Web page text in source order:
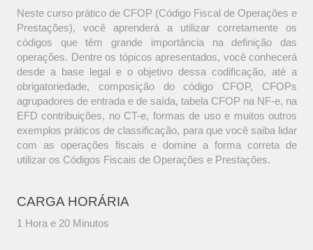
Neste curso prático de CFOP (Código Fiscal de Operações e
Prestações), você aprenderá a utilizar corretamente os
códigos que têm grande importância na definição das
operações. Dentre os tópicos apresentados, você conhecerá
desde a base legal e o objetivo dessa codificação, até a
obrigatoriedade, composição do código CFOP, CFOPs
agrupadores de entrada e de saída, tabela CFOP na NF-e, na
EFD contribuições, no CT-e, formas de uso e muitos outros
exemplos práticos de classificação, para que você saiba lidar
com as operações fiscais e domine a forma correta de
utilizar os Códigos Fiscais de Operações e Prestações.
CARGA HORÁRIA
1 Hora e 20 Minutos